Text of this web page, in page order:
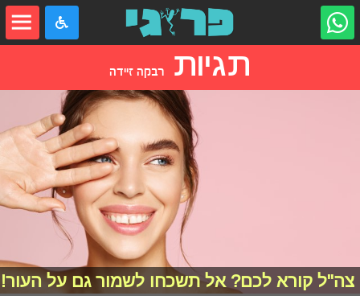
תגיות רבקה זיידה
צה"ל קורא לכם? אל תשכחו לשמור גם על העור!